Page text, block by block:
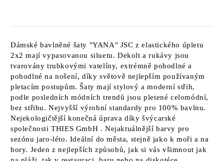
Dámské bavlněné šaty "YANA" JSC z elastického úpletu
2x2 mají vypasovanou siluetu. Dekolt a rukávy jsou
tvarovány trubkovými vatelíny, extrémně pohodlné a
pohodlné na nošení, díky světově nejlepším používaným
pletacím postupům. Šaty mají stylový a moderní střih,
podle posledních módních trendů jsou pletené celomódní,
bez střihu. Nejvyšší výrobní standardy pro 100% bavlnu.
Nejekologičtější konečná úprava díky švýcarské
společnostiTHIES GmbH . Nejaktuálnější barvy pro
sezónu jaro-léto. Ideální do města, stejně jako k moři a na
hory. Jeden z nejlepších způsobů, jak si vás všimnout jak